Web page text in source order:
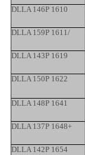
DLLA 146P 1610
DLLA 159P 1611/
DLLA 143P 1619
DLLA 150P 1622
DLLA 148P 1641
DLLA 137P 1648+
DLLA 142P 1654